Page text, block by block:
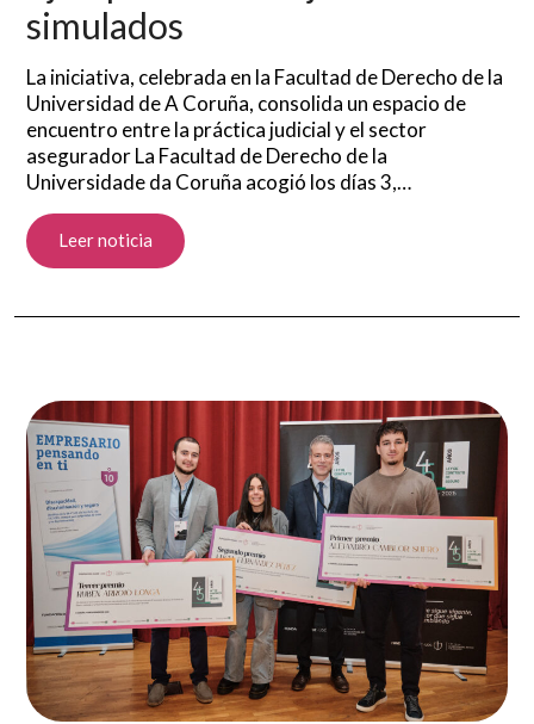
simulados
La iniciativa, celebrada en la Facultad de Derecho de la
Universidad de A Coruña, consolida un espacio de
encuentro entre la práctica judicial y el sector
asegurador La Facultad de Derecho de la
Universidade da Coruña acogió los días 3,…
Leer noticia